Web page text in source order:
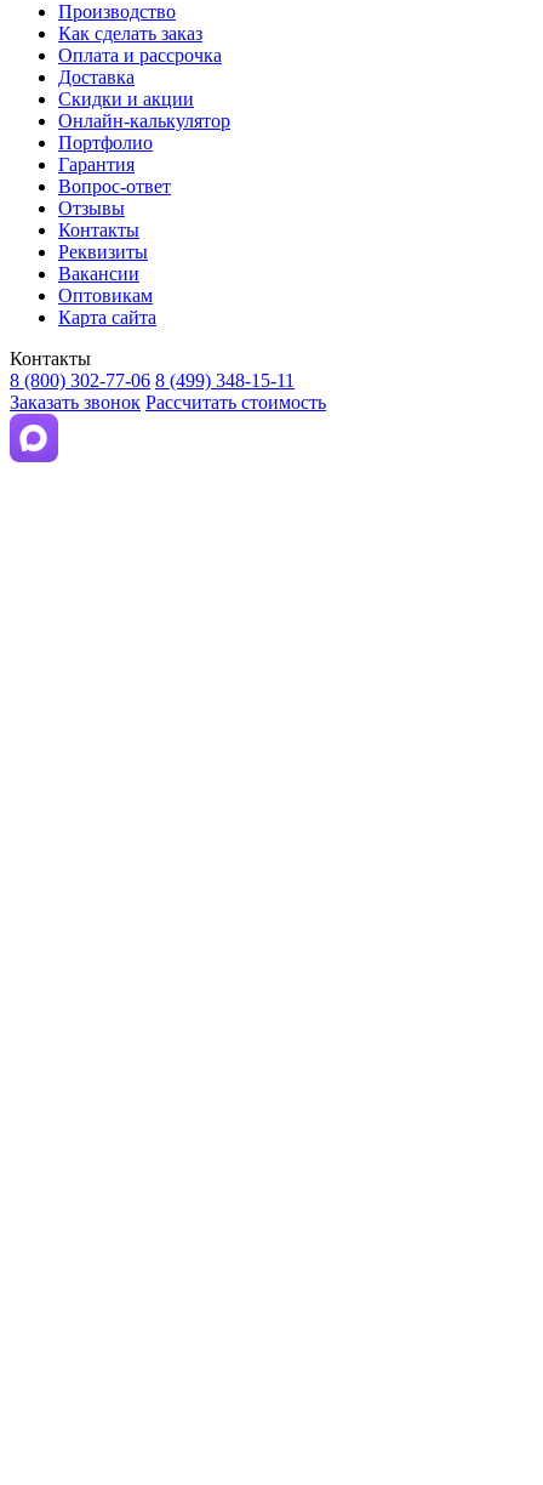
Производство
Как сделать заказ
Оплата и рассрочка
Доставка
Скидки и акции
Онлайн-калькулятор
Портфолио
Гарантия
Вопрос-ответ
Отзывы
Контакты
Реквизиты
Вакансии
Оптовикам
Карта сайта
Контакты
8 (800) 302-77-06 8 (499) 348-15-11
Заказать звонок Рассчитать стоимость